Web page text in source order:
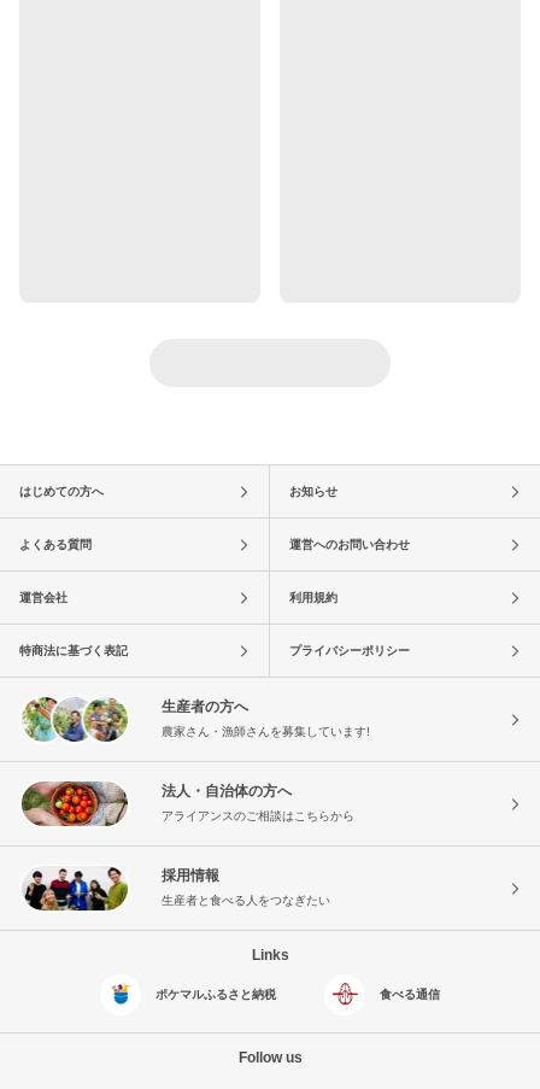
はじめての方へ お知らせ
よくある質問 運営へのお問い合わせ
運営会社 利用規約
特商法に基づく表記 プライバシーポリシー
生産者の方へ
農家さん・漁師さんを募集しています!
法人・自治体の方へ
アライアンスのご相談はこちらから
採用情報
生産者と食べる人をつなぎたい
Links
ポケマルふるさと納税 食べる通信
Follow us